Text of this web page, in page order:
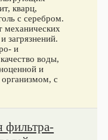
кварц,
с серебром.
механических
загрязнений.
и
воды,
и
с
фильтра-